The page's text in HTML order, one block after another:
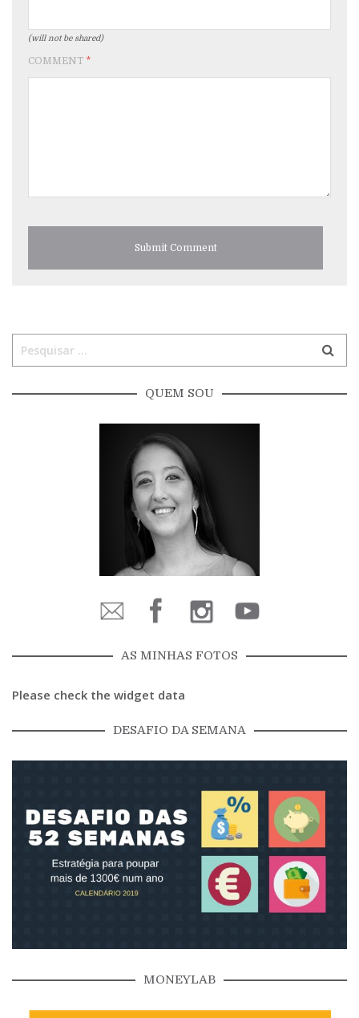
(will not be shared)
COMMENT *
QUEM SOU
AS MINHAS FOTOS
Please check the widget data
DESAFIO DA SEMANA
MONEYLAB